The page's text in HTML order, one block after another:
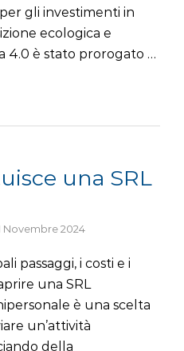
gli investimenti in
ecologica e
4.0 è stato prorogato …
una SRL
Novembre 2024
passaggi, i costi e i
una SRL
è una scelta
un’attività
della